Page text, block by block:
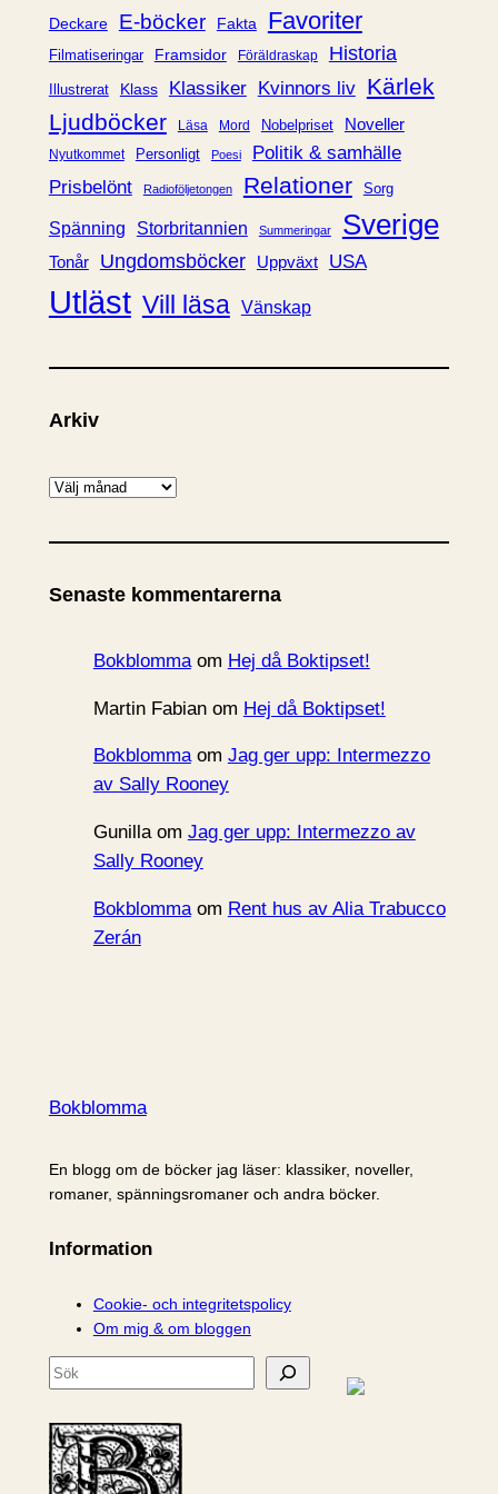
iDeckare E-böcker Fakta Favoriter
Filmatiseringar Framsidor Föräldraskap Historia
Illustrerat Klass Klassiker Kvinnors liv Kärlek
Ljudböcker
Läsa Mord Nobelpriset Noveller
Nyutkommet Personligt Poesi
Politik & samhälle
Prisbelönt
Radioföljetongen Relationer Sorg
Spänning Storbritannien Summeringar Sverige
Tonår Ungdomsböcker Uppväxt USA
Utläst Vill läsa Vänskap
Arkiv
A
k
v
Senaste kommentarerna
Bokblommaom Hej då Boktipset!
Martin Fabianom Hej då Boktipset!
Bokblommaom Jag ger upp: Intermezzo
av Sally Rooney
Gunillaom Jag ger upp: Intermezzo av
Sally Rooney
Bokblommaom Rent hus av Alia Trabucco
Zerán
Bokblomma
En blogg om de böcker jag läser: klassiker, noveller,
romaner, spänningsromaner och andra böcker.
Information
Cookie- och integritetspolicy
Om mig & om bloggen
S
k